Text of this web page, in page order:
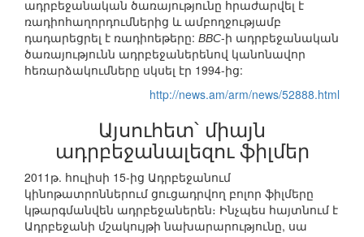
ադրբեջանական ծառայությունը հրաժարվել է
ռադիոհաղորդումներից և ամբողջությամբ
դադարեցրել է ռադիոեթերը: ВВС-ի ադրբեջանական
ծառայությունն ադրբեջաներենով կանոնավոր
հեռարձակումները սկսել էր 1994-ից:
http://news.am/arm/news/52888.html
Այսուհետ՝ միայն
ադրբեջանալեզու ֆիլմեր
2011թ. հուլիսի 15-ից Ադրբեջանում
կինոթատրոններում ցուցադրվող բոլոր ֆիլմերը
կթարգմանվեն ադրբեջաներեն։ Ինչպես հայտնում է
Ադրբեջանի մշակույթի նախարարությունը, սա